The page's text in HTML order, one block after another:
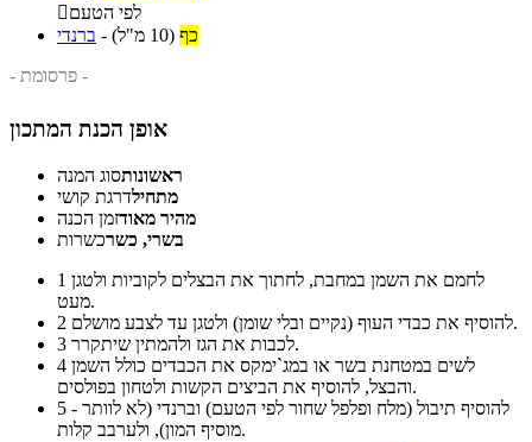
לפי הטעם
ברנדי - כף (10 מ"ל)
- פרסומת -
אופן הכנת המתכון
ראשונותסוג המנה
מתחילדרגת קושי
מהיר מאודזמן הכנה
בשרי, כשרכשרות
1
מעט.
2
להוסיף את כבדי העוף (נקיים ובלי שומן) ולטגן עד לצבע מושלם.
3
לכבות את הגז ולהמתין שיתקרר.
4
והבצל, להוסיף את הביצים הקשות ולטחון בפולסים.
5
מוסיף המון), ולערבב קלות.